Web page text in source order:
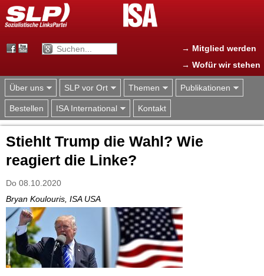
Jump to navigation
→ Mitglied werden
→ Wofür wir stehen
Über uns SLP vor Ort Themen Publikationen
Bestellen ISA International Kontakt
Stiehlt Trump die Wahl? Wie
reagiert die Linke?
Do 08.10.2020
Bryan Koulouris, ISA USA